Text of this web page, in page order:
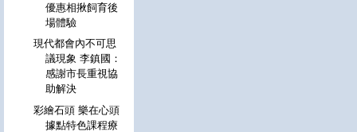
優惠相揪飼育後
場體驗
現代都會內不可思
議現象 李鎮國：
感謝市長重視協
助解決
彩繪石頭 樂在心頭
據點特色課程療